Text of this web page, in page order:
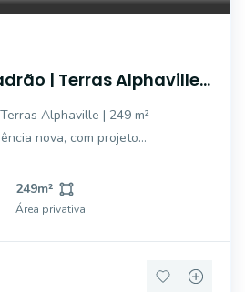
| Terras Alphaville |
Alphaville | 249 m²
ambientes amplos,
e uma estrutura completa, o
249m²
Área privativa